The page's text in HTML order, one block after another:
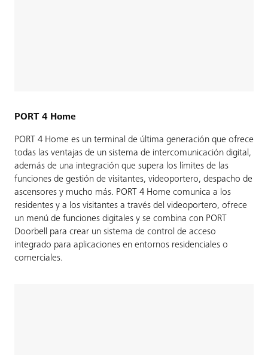
PORT 4 Home
PORT 4 Home es un terminal de última generación que ofrece
todas las ventajas de un sistema de intercomunicación digital,
además de una integración que supera los límites de las
funciones de gestión de visitantes, videoportero, despacho de
ascensores y mucho más. PORT 4 Home comunica a los
residentes y a los visitantes a través del videoportero, ofrece
un menú de funciones digitales y se combina con PORT
Doorbell para crear un sistema de control de acceso
integrado para aplicaciones en entornos residenciales o
comerciales.